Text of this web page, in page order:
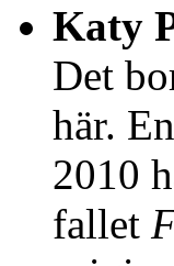
Katy
Det
här.
2010
fallet